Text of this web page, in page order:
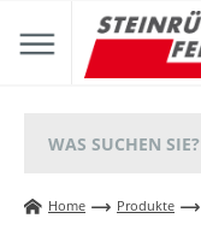
Home Produkte